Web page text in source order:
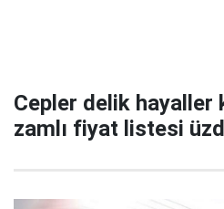
Cepler delik hayaller
zamlı fiyat listesi